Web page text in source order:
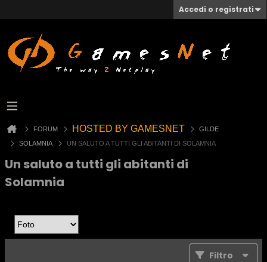
Accedi o registrati
FORUM HOSTED BY GAMESNET
GILDE
SOLAMNIA
UN SALUTO A TUTTI GLI ABITANTI DI SOLAMNIA
Un saluto a tutti gli abitanti di
Solamnia
Filtro